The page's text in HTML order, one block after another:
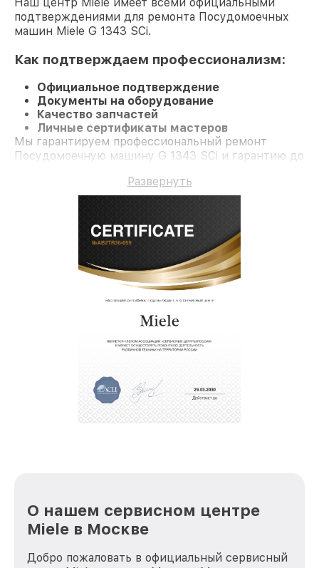
подтверждениями для ремонта Посудомоечных
машин Miele G 1343 SCi.
Как подтверждаем профессионализм:
Официальное подтверждение
Документы на оборудование
Качество запчастей
Личные сертификаты мастеров
Мы гарантируем профессиональный ремонт
Посудомоечную машину G 1343 SCi и гарантию до
Развернуть
О нашем сервисном центре
Miele в Москве
Добро пожаловать в официальный сервисный